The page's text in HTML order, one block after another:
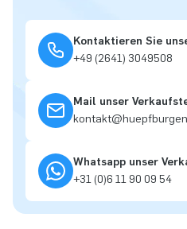
Kontaktieren Sie
+49 (2641) 3049508
Mail unser
Whatsapp unser
+31 (0)6 11 90 09 54